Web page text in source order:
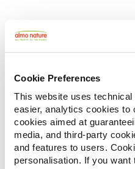
Cookie Preferences
This website uses
easier, analytics cookies to
cookies aimed at
media, and third-party
and features to users.
personalisation. If you
Almo Nature Puppy